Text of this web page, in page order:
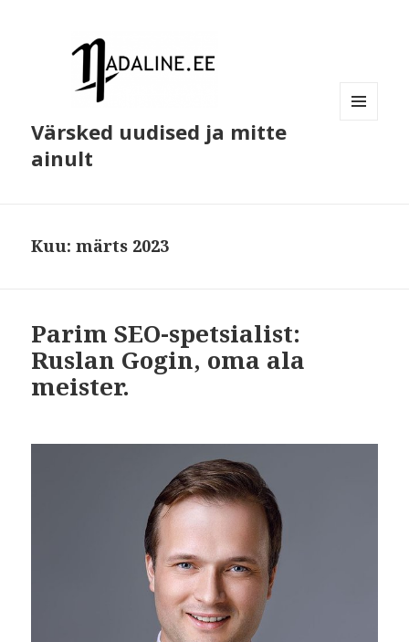
Värsked uudised ja mitte
ainult
Kuu:märts 2023
Parim SEO-spetsialist:
Ruslan Gogin, oma ala
meister.